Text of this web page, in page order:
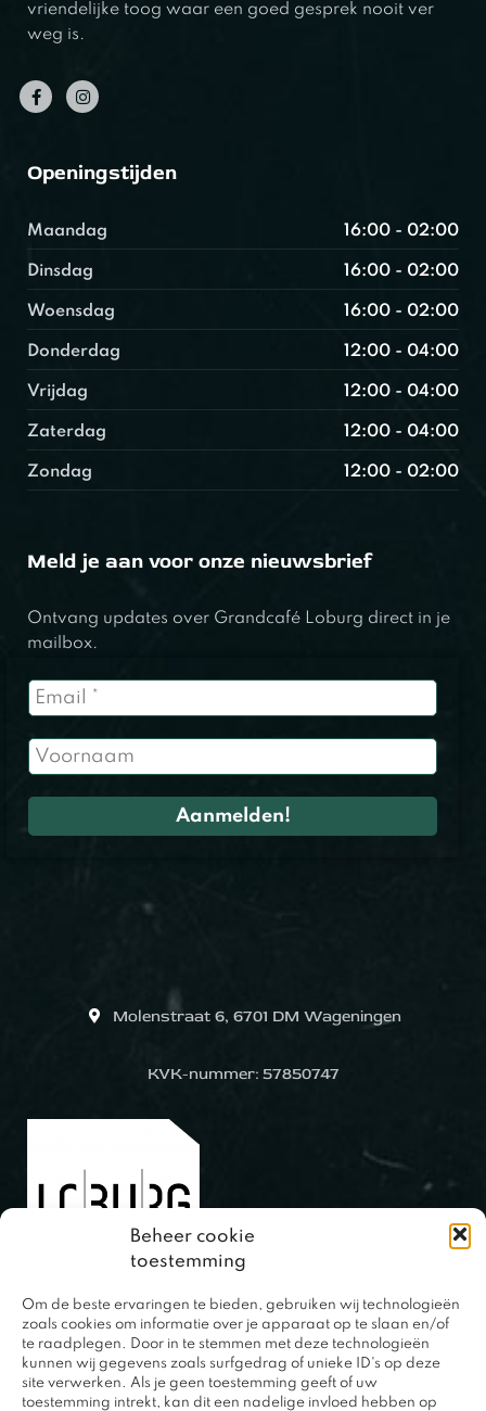
Beheer cookie
toestemming
Om de beste ervaringen te bieden, gebruiken wij technologieën
zoals cookies om informatie over je apparaat op te slaan en/of
te raadplegen. Door in te stemmen met deze technologieën
kunnen wij gegevens zoals surfgedrag of unieke ID's op deze
site verwerken. Als je geen toestemming geeft of uw
toestemming intrekt, kan dit een nadelige invloed hebben op
vriendelijke toog waar een goed gesprek nooit ver
weg is.
Openingstijden
Maandag 16:00 - 02:00
Dinsdag 16:00 - 02:00
Woensdag 16:00 - 02:00
Donderdag 12:00 - 04:00
Vrijdag 12:00 - 04:00
Zaterdag 12:00 - 04:00
Zondag 12:00 - 02:00
Meld je aan voor onze nieuwsbrief
Ontvang updates over Grandcafé Loburg direct in je
mailbox.
Molenstraat 6, 6701 DM Wageningen
KVK-nummer: 57850747
0317 – 420848